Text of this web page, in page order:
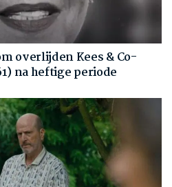
overlijden Kees & Co-
na heftige periode